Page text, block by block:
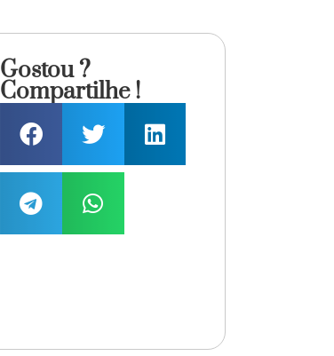
Gostou ?
Compartilhe !